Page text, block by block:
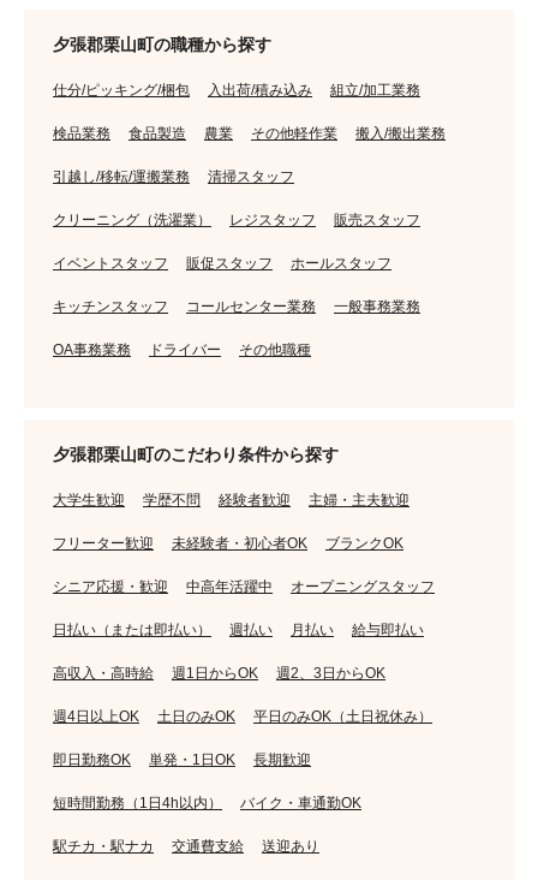
夕張郡栗山町の職種から探す
仕分/ピッキング/梱包 入出荷/積み込み 組立/加工業務
検品業務 食品製造 農業 その他軽作業 搬入/搬出業務
引越し/移転/運搬業務 清掃スタッフ
クリーニング（洗濯業） レジスタッフ 販売スタッフ
イベントスタッフ 販促スタッフ ホールスタッフ
キッチンスタッフ コールセンター業務 一般事務業務
OA事務業務 ドライバー その他職種
夕張郡栗山町のこだわり条件から探す
大学生歓迎 学歴不問 経験者歓迎 主婦・主夫歓迎
フリーター歓迎 未経験者・初心者OK ブランクOK
シニア応援・歓迎 中高年活躍中 オープニングスタッフ
日払い（または即払い） 週払い 月払い 給与即払い
高収入・高時給 週1日からOK 週2、3日からOK
週4日以上OK 土日のみOK 平日のみOK（土日祝休み）
即日勤務OK 単発・1日OK 長期歓迎
短時間勤務（1日4h以内） バイク・車通勤OK
駅チカ・駅ナカ 交通費支給 送迎あり